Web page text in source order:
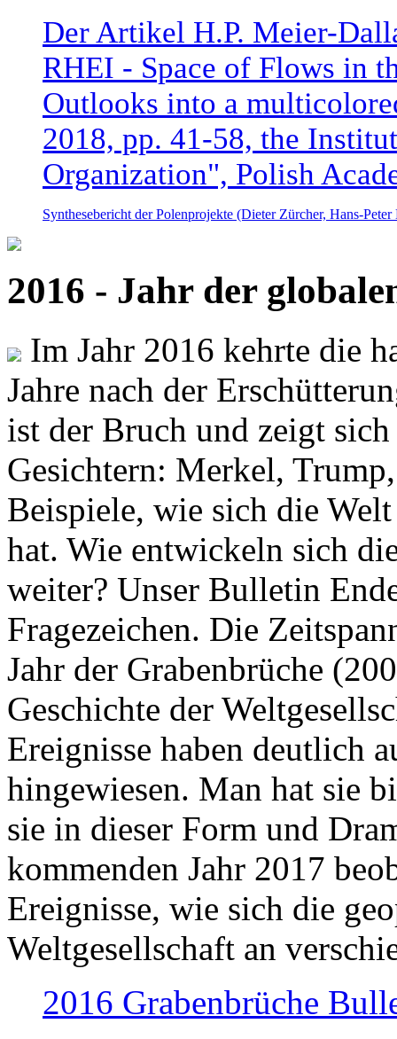
Der Artikel H.P. Meier-
RHEI - Space of Flows in
Outlooks into a
2018, pp. 41-58, the
Organization", Polish
Synthesebericht der Polenprojekte (Dieter Zürcher, Hans-
2016 - Jahr der
Im Jahr 2016 kehrte die
Jahre nach der
ist der Bruch und zeigt
Gesichtern: Merkel,
Beispiele, wie sich die
hat. Wie entwickeln sich
weiter? Unser Bulletin
Fragezeichen. Die
Jahr der Grabenbrüche
Geschichte der
Ereignisse haben deutlich
hingewiesen. Man hat sie
sie in dieser Form und
kommenden Jahr 2017
Ereignisse, wie sich die
Weltgesellschaft an
2016 Grabenbrüche